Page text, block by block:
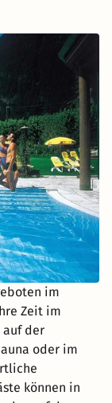
im
Zeit im
auf der
oder im
können in